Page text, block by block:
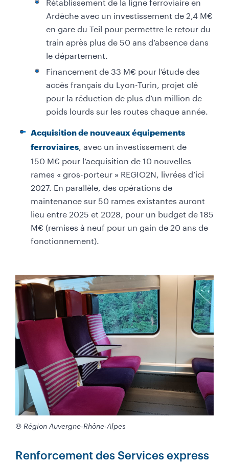
Ardèche avec un investissement de 2,4 M€
en gare du Teil pour permettre le retour du
train après plus de 50 ans d’absence dans
le département.
Financement de 33 M€ pour l’étude des
accès français du Lyon-Turin, projet clé
pour la réduction de plus d’un million de
poids lourds sur les routes chaque année.
Acquisition de nouveaux équipements
ferroviaires , avec un investissement de
150 M€ pour l’acquisition de 10 nouvelles
rames « gros-porteur » REGIO2N, livrées d’ici
2027. En parallèle, des opérations de
maintenance sur 50 rames existantes auront
lieu entre 2025 et 2028, pour un budget de 185
M€ (remises à neuf pour un gain de 20 ans de
fonctionnement).
© Région Auvergne-Rhône-Alpes
Renforcement des Services express